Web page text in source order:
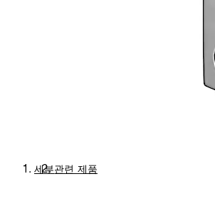
세부관련 제품